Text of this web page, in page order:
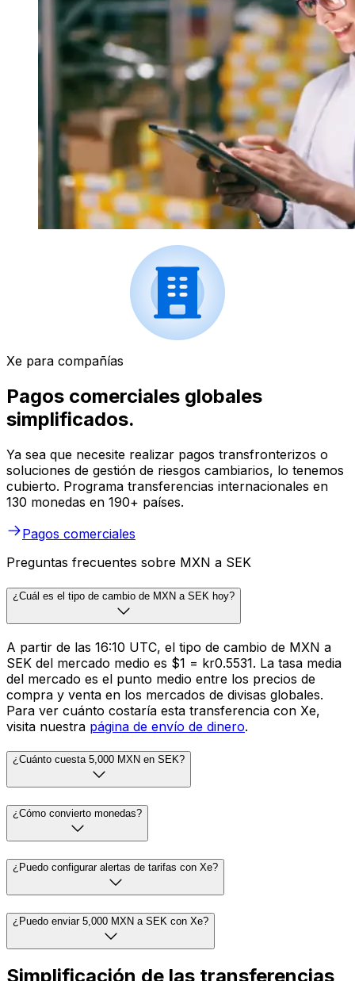
Xe para compañías
Pagos comerciales globales
simplificados.
Ya sea que necesite realizar pagos transfronterizos o
soluciones de gestión de riesgos cambiarios, lo tenemos
cubierto. Programa transferencias internacionales en
130 monedas en 190+ países.
Pagos comerciales
Preguntas frecuentes sobre MXN a SEK
¿Cuál es el tipo de cambio de MXN a SEK hoy?
A partir de las 16:10 UTC, el tipo de cambio de MXN a
SEK del mercado medio es $1 = kr0.5531. La tasa media
del mercado es el punto medio entre los precios de
compra y venta en los mercados de divisas globales.
Para ver cuánto costaría esta transferencia con Xe,
visita nuestra página de envío de dinero.
¿Cuánto cuesta 5,000 MXN en SEK?
¿Cómo convierto monedas?
¿Puedo configurar alertas de tarifas con Xe?
¿Puedo enviar 5,000 MXN a SEK con Xe?
Simplificación de las transferencias